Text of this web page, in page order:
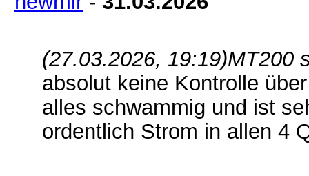
(27.03.2026, 19:19)MT200
absolut keine Kontrolle
alles schwammig und ist
ordentlich Strom in allen 4